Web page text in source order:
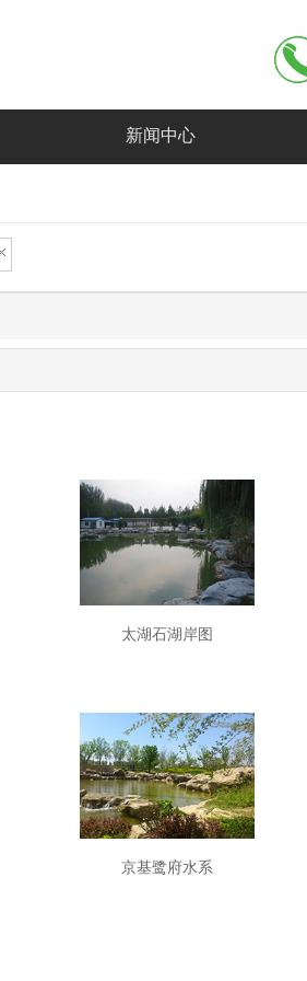
新闻中心
太湖石湖岸图
京基鹭府水系